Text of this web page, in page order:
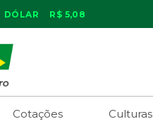
DÓLAR R$ 5,08
Cotações Culturas